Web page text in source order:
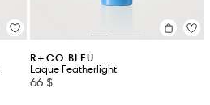
R+CO BLEU
Laque Featherlight
66 $